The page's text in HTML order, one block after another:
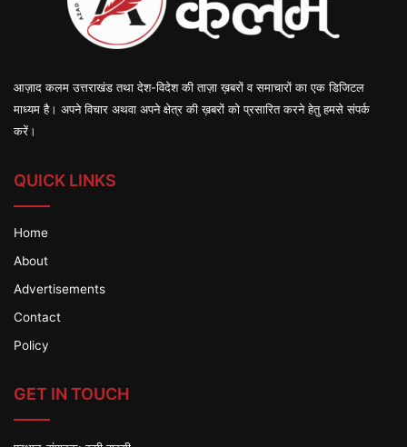
आज़ाद कलम उत्तराखंड तथा देश-विदेश की ताज़ा ख़बरों व समाचारों का एक डिजिटल
माध्यम है। अपने विचार अथवा अपने क्षेत्र की ख़बरों को प्रसारित करने हेतु हमसे संपर्क
करें।
QUICK LINKS
Home
About
Advertisements
Contact
Policy
GET IN TOUCH